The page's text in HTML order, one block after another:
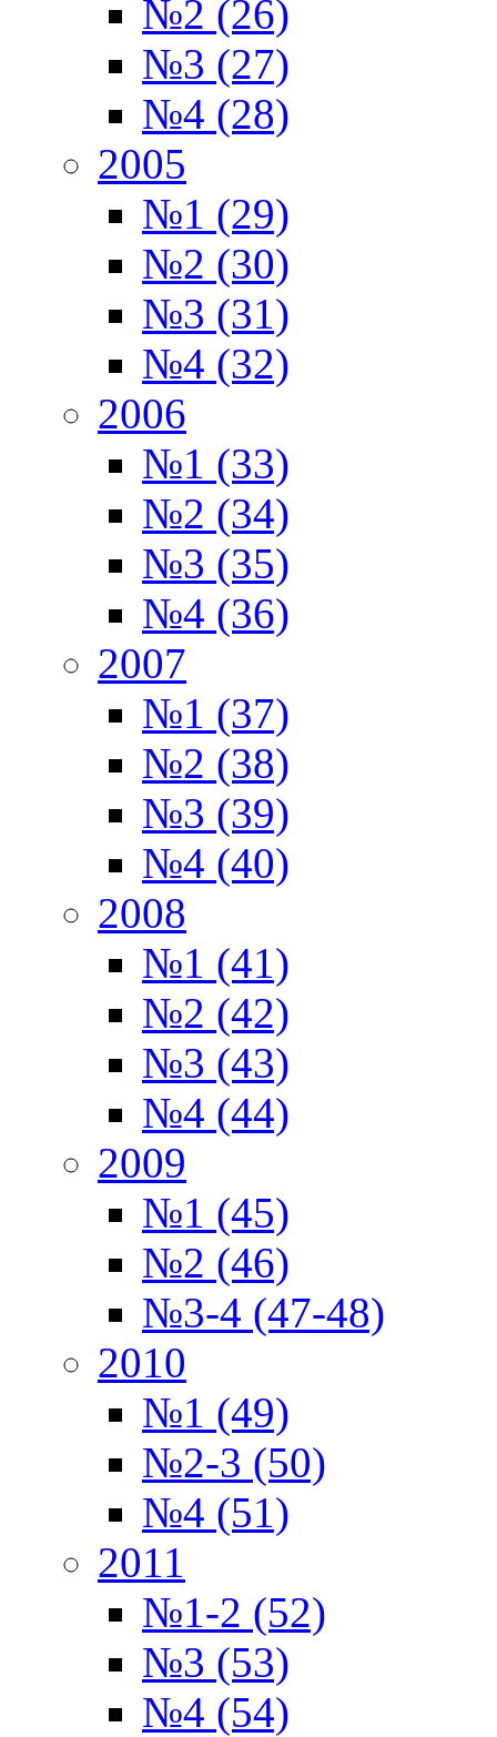
№2 (26)
№3 (27)
№4 (28)
2005
№1 (29)
№2 (30)
№3 (31)
№4 (32)
2006
№1 (33)
№2 (34)
№3 (35)
№4 (36)
2007
№1 (37)
№2 (38)
№3 (39)
№4 (40)
2008
№1 (41)
№2 (42)
№3 (43)
№4 (44)
2009
№1 (45)
№2 (46)
№3-4 (47-48)
2010
№1 (49)
№2-3 (50)
№4 (51)
2011
№1-2 (52)
№3 (53)
№4 (54)